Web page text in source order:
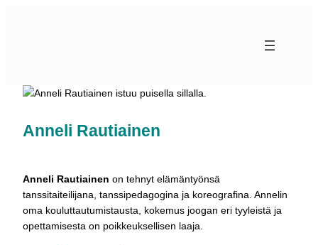
Anneli Rautiainen
Anneli Rautiainen on tehnyt elämäntyönsä
tanssitaiteilijana, tanssipedagogina ja koreografina. Annelin
oma kouluttautumistausta, kokemus joogan eri tyyleistä ja
opettamisesta on poikkeuksellisen laaja.